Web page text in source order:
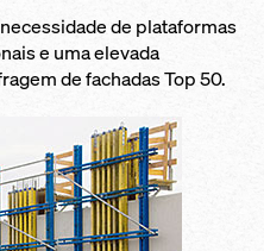
de plataformas
e uma elevada
de fachadas Top 50.